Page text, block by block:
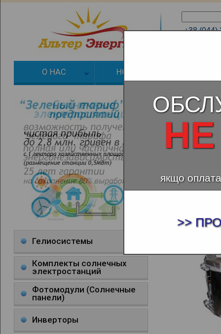
+38 (044)
О НАС НОВОСТИ
Гелиосистемы
Комплекты солнечных
электростанций
Фотомодули (Солнечные
панели)
Инверторы
якщо
>>